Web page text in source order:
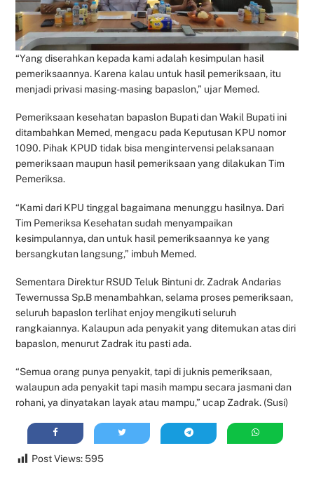
“Yang diserahkan kepada kami adalah kesimpulan hasil
pemeriksaannya. Karena kalau untuk hasil pemeriksaan, itu
menjadi privasi masing-masing bapaslon,” ujar Memed.
Pemeriksaan kesehatan bapaslon Bupati dan Wakil Bupati ini
ditambahkan Memed, mengacu pada Keputusan KPU nomor
1090. Pihak KPUD tidak bisa mengintervensi pelaksanaan
pemeriksaan maupun hasil pemeriksaan yang dilakukan Tim
Pemeriksa.
“Kami dari KPU tinggal bagaimana menunggu hasilnya. Dari
Tim Pemeriksa Kesehatan sudah menyampaikan
kesimpulannya, dan untuk hasil pemeriksaannya ke yang
bersangkutan langsung,” imbuh Memed.
Sementara Direktur RSUD Teluk Bintuni dr. Zadrak Andarias
Tewernussa Sp.B menambahkan, selama proses pemeriksaan,
seluruh bapaslon terlihat enjoy mengikuti seluruh
rangkaiannya. Kalaupun ada penyakit yang ditemukan atas diri
bapaslon, menurut Zadrak itu pasti ada.
“Semua orang punya penyakit, tapi di juknis pemeriksaan,
walaupun ada penyakit tapi masih mampu secara jasmani dan
rohani, ya dinyatakan layak atau mampu,” ucap Zadrak. (Susi)
Post Views: 595